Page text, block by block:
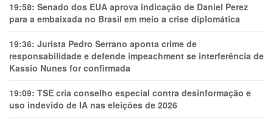
19:58: Senado dos EUA aprova indicação de Daniel Perez
para a embaixada no Brasil em meio a crise diplomática
19:36: Jurista Pedro Serrano aponta crime de
responsabilidade e defende impeachment se interferência de
Kassio Nunes for confirmada
19:09: TSE cria conselho especial contra desinformação e
uso indevido de IA nas eleições de 2026